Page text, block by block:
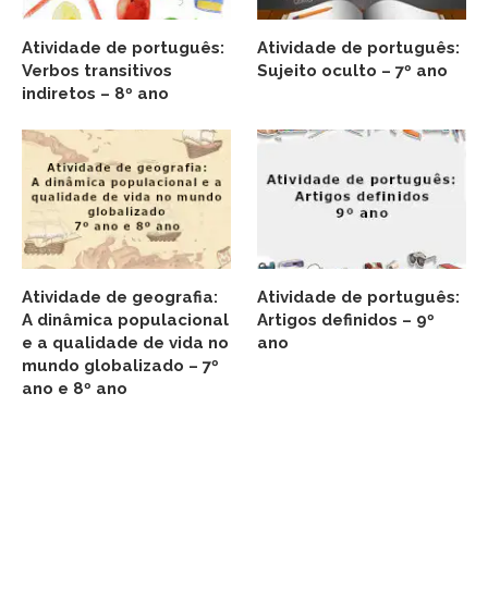
Atividade de português:
Verbos transitivos
indiretos – 8º ano
Atividade de português:
Sujeito oculto – 7º ano
Atividade de geografia:
A dinâmica populacional
e a qualidade de vida no
mundo globalizado – 7º
ano e 8º ano
Atividade de português:
Artigos definidos – 9º
ano